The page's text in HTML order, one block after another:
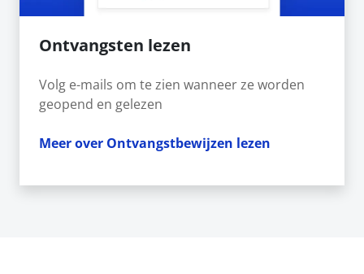
Ontvangsten lezen
Volg e-mails om te zien wanneer ze worden
geopend en gelezen
Meer over Ontvangstbewijzen lezen